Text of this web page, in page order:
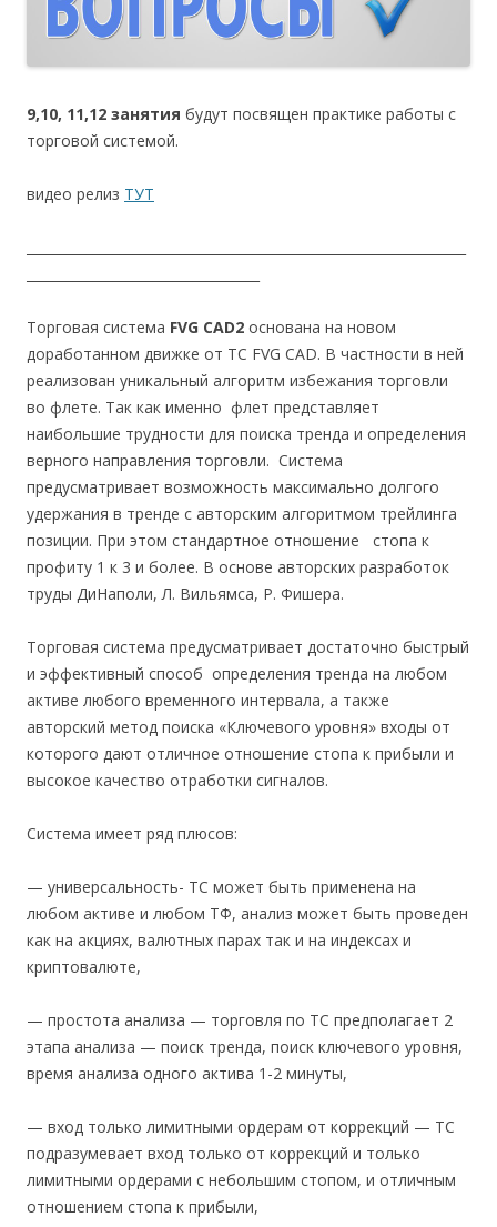
9,10, 11,12 занятия будут посвящен практике работы с
торговой системой.
видео релиз ТУТ
Торговая система FVG CAD2 основана на новом
доработанном движке от ТС FVG CAD. В частности в ней
реализован уникальный алгоритм избежания торговли
во флете. Так как именно флет представляет
наибольшие трудности для поиска тренда и определения
верного направления торговли. Система
предусматривает возможность максимально долгого
удержания в тренде с авторским алгоритмом трейлинга
позиции. При этом стандартное отношение стопа к
профиту 1 к 3 и более. В основе авторских разработок
труды ДиНаполи, Л. Вильямса, Р. Фишера.
Торговая система предусматривает достаточно быстрый
и эффективный способ определения тренда на любом
активе любого временного интервала, а также
авторский метод поиска «Ключевого уровня» входы от
которого дают отличное отношение стопа к прибыли и
высокое качество отработки сигналов.
Система имеет ряд плюсов:
— универсальность- ТС может быть применена на
любом активе и любом ТФ, анализ может быть проведен
как на акциях, валютных парах так и на индексах и
криптовалюте,
— простота анализа — торговля по ТС предполагает 2
этапа анализа — поиск тренда, поиск ключевого уровня,
время анализа одного актива 1-2 минуты,
— вход только лимитными ордерам от коррекций — ТС
подразумевает вход только от коррекций и только
лимитными ордерами с небольшим стопом, и отличным
отношением стопа к прибыли,